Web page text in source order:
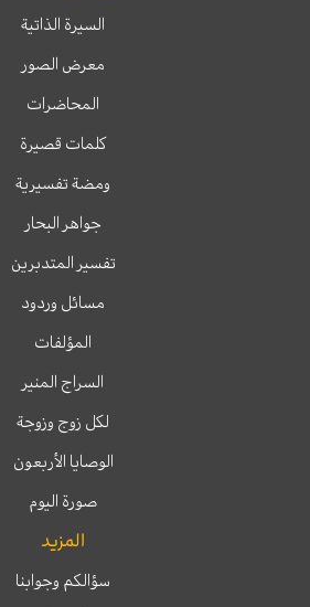
السيرة الذاتية
معرض الصور
المحاضرات
كلمات قصيرة
ومضة تفسيرية
جواهر البحار
تفسير المتدبرين
مسائل وردود
المؤلفات
السراج المنير
لكل زوج وزوجة
الوصايا الأربعون
صورة اليوم
المزيد
سؤالكم وجوابنا